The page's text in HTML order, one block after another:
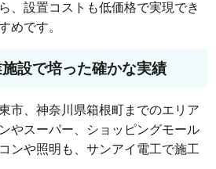
、設置コストも低価格で実現でき
めです。
設で培った確かな実績
市、神奈川県箱根町までのエリア
やスーパー、ショッピングモール
ンや照明も、サンアイ電工で施工